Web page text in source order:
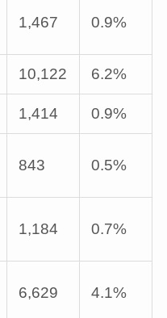
1,467 0.9%
10,122 6.2%
1,414 0.9%
843 0.5%
1,184 0.7%
6,629 4.1%